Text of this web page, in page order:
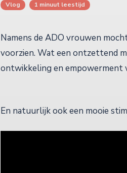
Vlog 1 minuut leestijd
Namens de ADO vrouwen
voorzien. Wat een ontzettend
ontwikkeling en empowerment
En natuurlijk ook een mooie